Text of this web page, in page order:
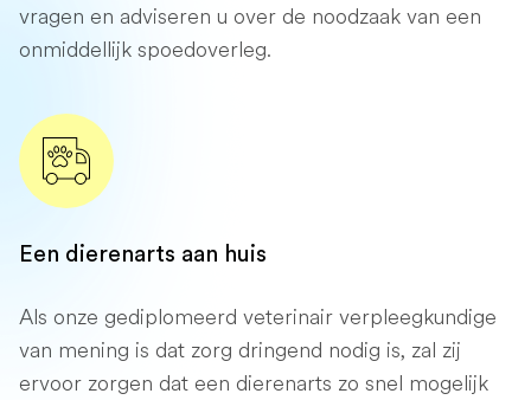
vragen en adviseren u over de noodzaak van een
onmiddellijk spoedoverleg.
Een dierenarts aan huis
Als onze gediplomeerd veterinair verpleegkundige
van mening is dat zorg dringend nodig is, zal zij
ervoor zorgen dat een dierenarts zo snel mogelijk